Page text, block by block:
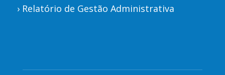
› Relatório de Gestão Administrativa